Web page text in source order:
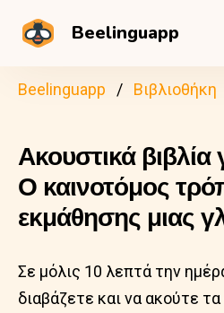
Beelinguapp
Beelinguapp Βιβλιοθήκη
Ακουστικά βιβλία
Ο καινοτόμος
εκμάθησης μιας
Σε μόλις 10 λεπτά την
διαβάζετε και να ακούτε